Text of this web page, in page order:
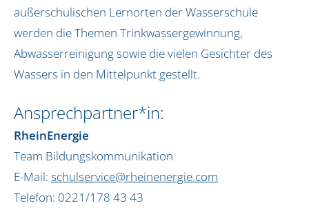
Über uns
Unser Team
Unsere Initiatorin
Kontakt
News
Impressum
Datenschutz
außerschulischen Lernorten der Wasserschule
werden die Themen Trinkwassergewinnung,
Abwasserreinigung sowie die vielen Gesichter des
Wassers in den Mittelpunkt gestellt.
Ansprechpartner*in:
RheinEnergie
Team Bildungskommunikation
E-Mail: schulservice@rheinenergie.com
Telefon: 0221/178 43 43